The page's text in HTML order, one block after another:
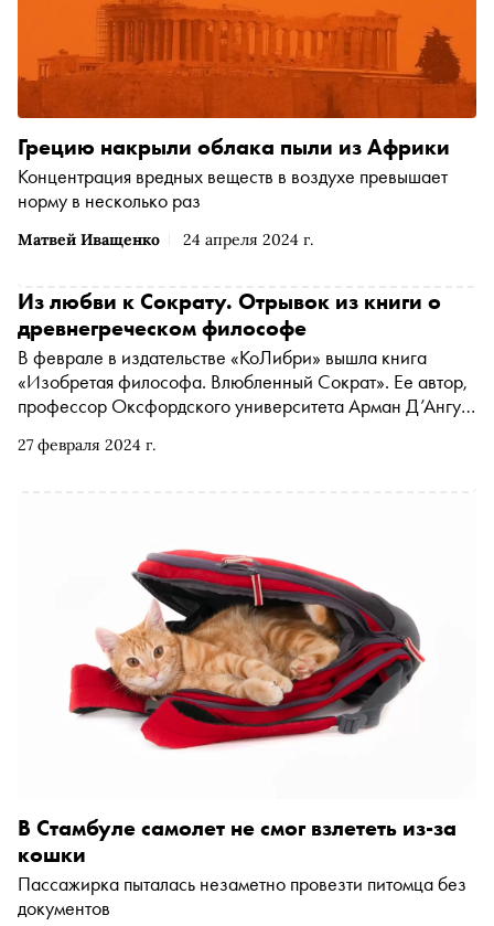
Матвей Иващенко 24 апреля 2024 г.
Грецию накрыли облака пыли из Африки
Концентрация вредных веществ в воздухе превышает
норму в несколько раз
27 февраля 2024 г.
Из любви к Сократу. Отрывок из книги о
древнегреческом философе
В феврале в издательстве «КоЛибри» вышла книга
«Изобретая философа. Влюбленный Сократ». Ее автор,
профессор Оксфордского университета Арман Д’Ангур,
которому не чужды переживания и страсти. «Сноб»
В Стамбуле самолет не смог взлететь из-за
кошки
Пассажирка пыталась незаметно провезти питомца без
документов